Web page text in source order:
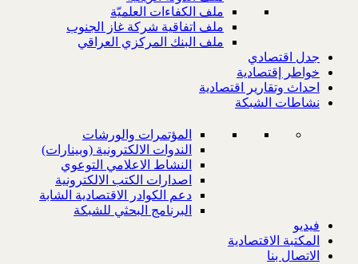
ملف الكفاءات العلميّة
ملف اتفاقية شركة غاز الجنوب
ملف البنك المركزي العراقي
جدل اقتصادي
خواطر إقتصادية
احداث وتقارير اقتصادية
نشاطات الشبكة
المؤتمرات والورشات
الندوات الالكترونية (وبينارات)
النشاط الاعلامي التوعوي
اصدارات الكتب الالكترونية
دعم الكوادر الاقتصادية الشابة
البرنامج البحثي للشبكة
فيديو
المكتبة الاقتصادية
الاتصال بنا